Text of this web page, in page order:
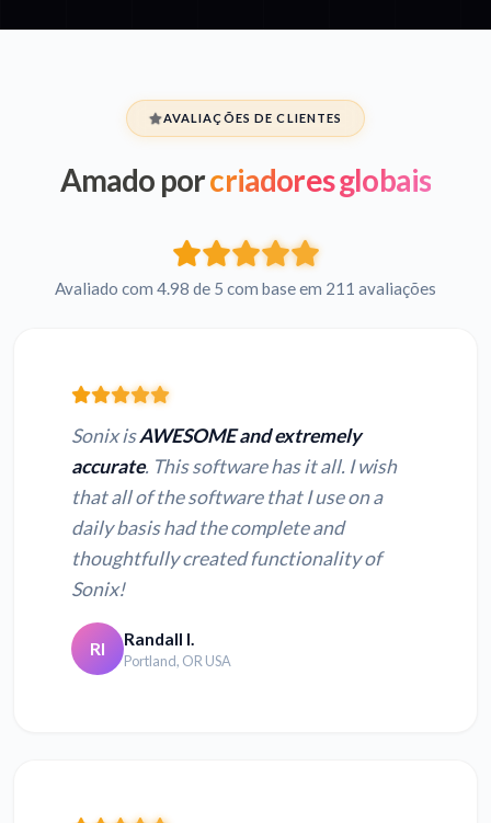
AVALIAÇÕES DE CLIENTES
Amado porcriadores globais
Avaliado com 4.98 de 5 com base em 211 avaliações
Sonix isAWESOME and extremely
accurate. This software has it all. I wish
that all of the software that I use on a
daily basis had the complete and
thoughtfully created functionality of
Sonix!
RI Randall I.
Portland, OR USA